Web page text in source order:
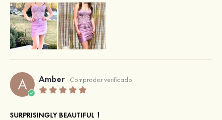
A Amber Comprador verificado
SURPRISINGLY BEAUTIFUL！